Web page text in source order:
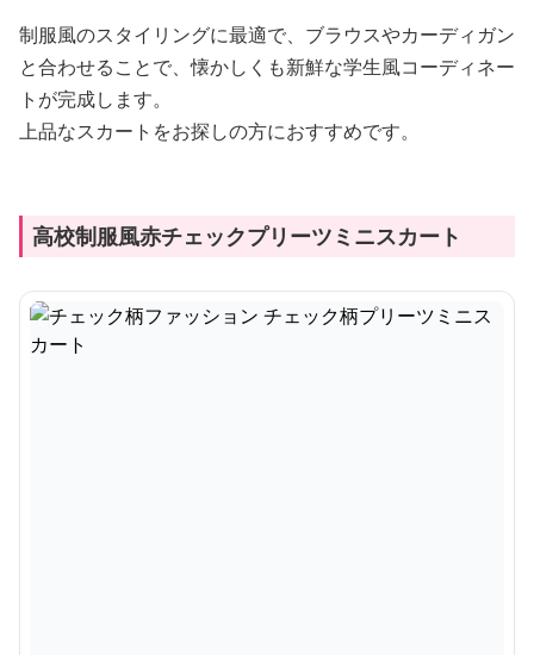
制服風のスタイリングに最適で、ブラウスやカーディガン
と合わせることで、懐かしくも新鮮な学生風コーディネー
トが完成します。
上品なスカートをお探しの方におすすめです。
高校制服風赤チェックプリーツミニスカート